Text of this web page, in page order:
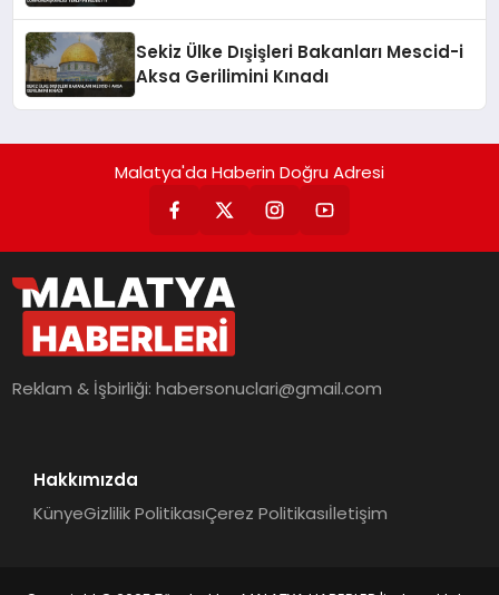
Sekiz Ülke Dışişleri Bakanları Mescid-i
Aksa Gerilimini Kınadı
Malatya'da Haberin Doğru Adresi
Reklam & İşbirliği:habersonuclari@gmail.com
Hakkımızda
KünyeGizlilik PolitikasıÇerez Politikasıİletişim